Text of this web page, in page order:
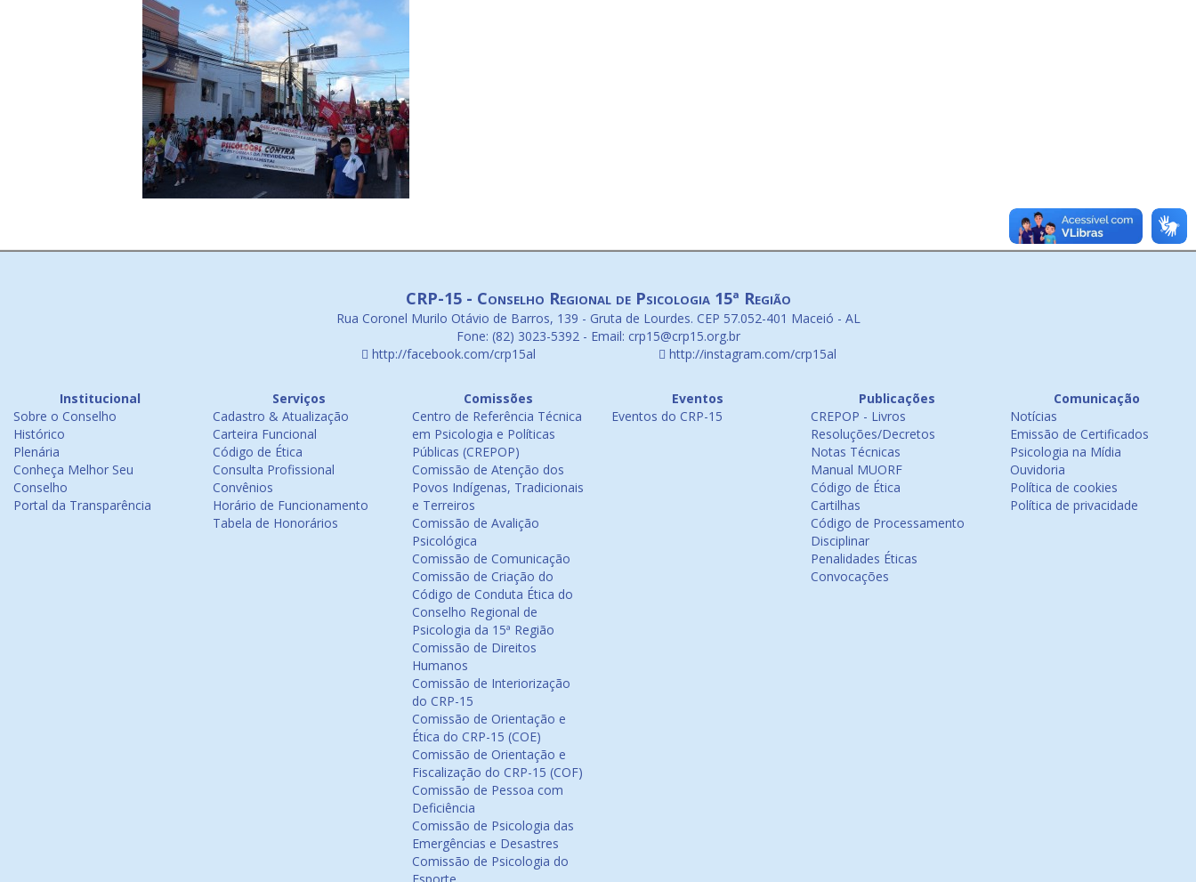
CRP-15 - Conselho Regional de Psicologia 15ª Região
Rua Coronel Murilo Otávio de Barros, 139 - Gruta de Lourdes. CEP 57.052-401 Maceió - AL
Fone: (82) 3023-5392 - Email: crp15@crp15.org.br
http://facebook.com/crp15al
http://instagram.com/crp15al
Institucional
Sobre o Conselho
Histórico
Plenária
Conheça Melhor Seu
Conselho
Portal da Transparência
Serviços
Cadastro & Atualização
Carteira Funcional
Código de Ética
Consulta Profissional
Convênios
Horário de Funcionamento
Tabela de Honorários
Comissões
Centro de Referência Técnica
em Psicologia e Políticas
Públicas (CREPOP)
Comissão de Atenção dos
Povos Indígenas, Tradicionais
e Terreiros
Comissão de Avalição
Psicológica
Comissão de Comunicação
Comissão de Criação do
Código de Conduta Ética do
Conselho Regional de
Psicologia da 15ª Região
Comissão de Direitos
Humanos
Comissão de Interiorização
do CRP-15
Comissão de Orientação e
Ética do CRP-15 (COE)
Comissão de Orientação e
Fiscalização do CRP-15 (COF)
Comissão de Pessoa com
Deficiência
Comissão de Psicologia das
Emergências e Desastres
Comissão de Psicologia do
Eventos
Eventos do CRP-15
Publicações
CREPOP - Livros
Resoluções/Decretos
Notas Técnicas
Manual MUORF
Código de Ética
Cartilhas
Código de Processamento
Disciplinar
Penalidades Éticas
Convocações
Comunicação
Notícias
Emissão de Certificados
Psicologia na Mídia
Ouvidoria
Política de cookies
Política de privacidade